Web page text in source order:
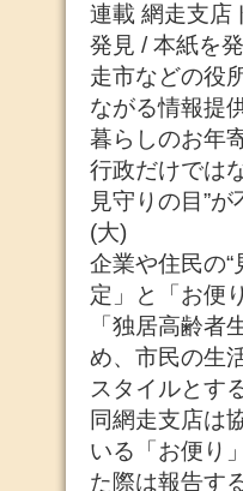
連載 網走支店
発見 / 本紙を
走市などの役
ながる情報提
暮らしのお年
行政だけでは
見守りの目”
(大)
企業や住民の
定」と「お便
「独居高齢
め、市民の生
スタイルとす
同網走支店は
いる「お便り
た際は報告す